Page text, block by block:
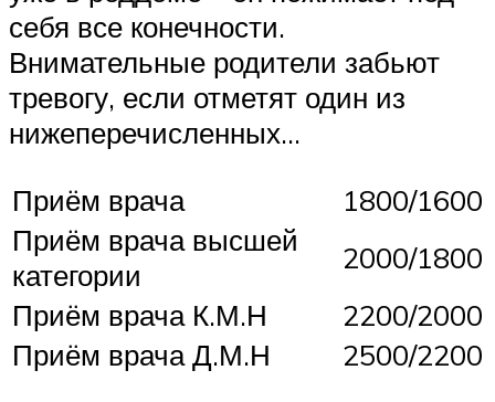
себя все конечности.
Внимательные родители забьют
тревогу, если отметят один из
нижеперечисленных…
Приём врача
1800/1600
Приём врача высшей
категории
2000/1800
Приём врача К.М.Н
2200/2000
Приём врача Д.М.Н
2500/2200